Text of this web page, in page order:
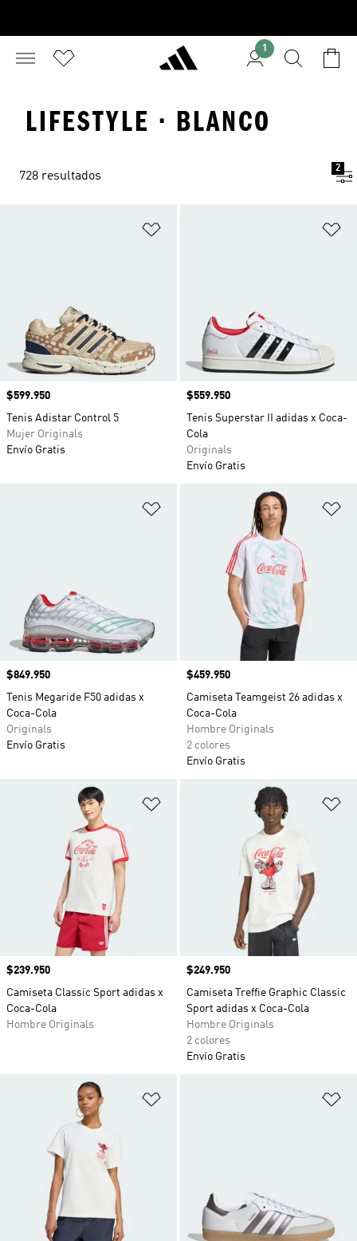
1
LIFESTYLE · BLANCO
728 resultados
2
Precio
$599.950
Tenis Adistar Control 5
Mujer Originals
Envío Gratis
Precio
$559.950
Tenis Superstar II adidas x Coca-
Cola
Originals
Envío Gratis
Añadir a la lista de deseos
Precio
$849.950
Tenis Megaride F50 adidas x
Coca-Cola
Originals
Envío Gratis
Precio
$459.950
Camiseta Teamgeist 26 adidas x
Coca-Cola
Hombre Originals
2 colores
Envío Gratis
Añadir a la lista de deseos
Precio
$239.950
Camiseta Classic Sport adidas x
Coca-Cola
Hombre Originals
Precio
$249.950
Camiseta Treffie Graphic Classic
Sport adidas x Coca-Cola
Hombre Originals
2 colores
Envío Gratis